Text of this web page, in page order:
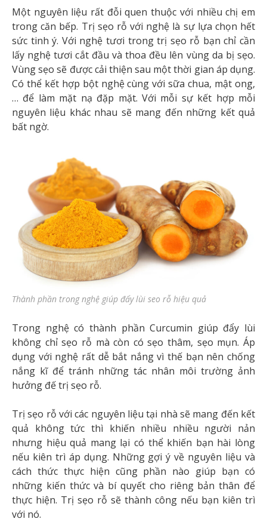
Một nguyên liệu rất đỗi quen thuộc với nhiều chị em
trong căn bếp. Trị sẹo rỗ với nghệ là sự lựa chọn hết
sức tinh ý. Với nghệ tươi trong trị sẹo rỗ bạn chỉ cần
lấy nghệ tươi cắt đầu và thoa đều lên vùng da bị sẹo.
Vùng sẹo sẽ được cải thiện sau một thời gian áp dụng.
Có thể kết hợp bột nghệ cùng với sữa chua, mật ong,
… để làm mặt nạ đặp mặt. Với mỗi sự kết hợp mỗi
nguyên liệu khác nhau sẽ mang đến những kết quả
bất ngờ.
Thành phần trong nghệ giúp đẩy lùi seo rỗ hiệu quả
Trong nghệ có thành phần Curcumin giúp đẩy lùi
không chỉ sẹo rỗ mà còn có sẹo thâm, sẹo mụn. Áp
dụng với nghệ rất dễ bắt nắng vì thế bạn nên chống
nắng kĩ để tránh những tác nhân môi trường ảnh
hưởng đế trị sẹo rỗ.
Trị sẹo rỗ với các nguyên liệu tại nhà sẽ mang đến kết
quả không tức thì khiến nhiều nhiều người nản
nhưng hiệu quả mang lại có thể khiến bạn hài lòng
nếu kiên trì áp dụng. Những gợi ý về nguyên liệu và
cách thức thực hiện cũng phần nào giúp bạn có
những kiến thức và bí quyết cho riêng bản thân để
thực hiện. Trị sẹo rỗ sẽ thành công nếu bạn kiên trì
với nó.